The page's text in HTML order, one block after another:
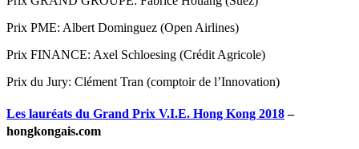
Prix PME: Albert Dominguez (Open Airlines)
Prix FINANCE: Axel Schloesing (Crédit Agricole)
Prix du Jury: Clément Tran (comptoir de l’Innovation)
Les lauréats du Grand Prix V.I.E. Hong Kong 2018–
hongkongais.com